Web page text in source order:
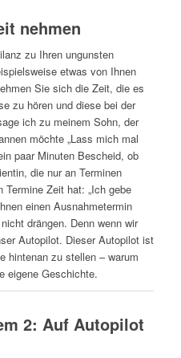
nehmen
zu Ihren ungunsten
etwas von Ihnen
Sie sich die Zeit, die es
zu hören und diese bei der
ich zu meinem Sohn, der
möchte „Lass mich mal
paar Minuten Bescheid, ob
die nur an Terminen
Zeit hat: „Ich gebe
einen Ausnahmetermin
drängen. Denn wenn wir
Autopilot. Dieser Autopilot ist
hintenan zu stellen – warum
eigene Geschichte.
2: Auf Autopilot